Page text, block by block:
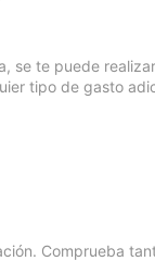
se te puede
tipo de gasto
Comprueba